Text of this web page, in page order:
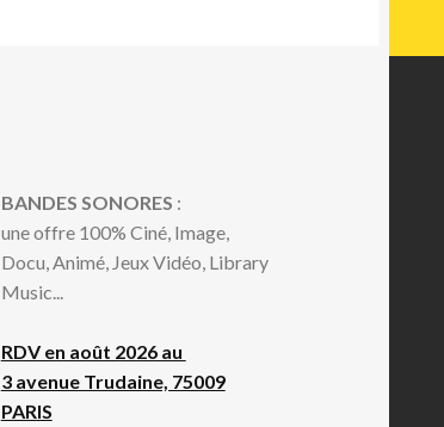
BANDES SONORES :
une offre 100% Ciné, Image,
Docu, Animé, Jeux Vidéo, Library
Music...
RDV en août 2026 au
3 avenue Trudaine, 75009
PARIS